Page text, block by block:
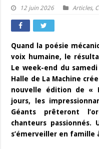
12 juin 2026 Articles,
Quand la poésie
voix humaine, le
Le week-end du
Halle de La Machine
nouvelle édition de «
jours, les
Géants prêteront
chanteurs passionnés.
s’émerveiller en famille